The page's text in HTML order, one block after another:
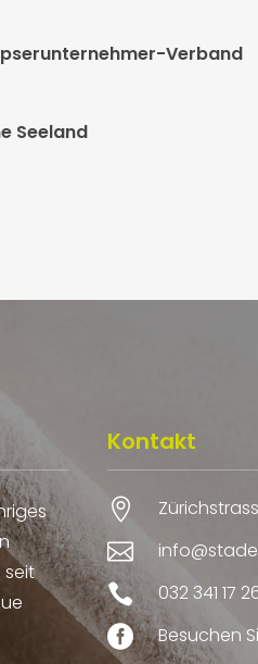
Verband
Seeland
seit
Kontakt


 032 341 17
 Besuchen